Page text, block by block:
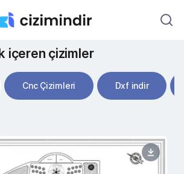
içeren çizimler
Cnc Çizimleri Dxf indir